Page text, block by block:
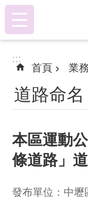
跳到主要內容區塊
:::
:::
首頁 業
道路命名
本區運動
條道路」
發布單位：中壢